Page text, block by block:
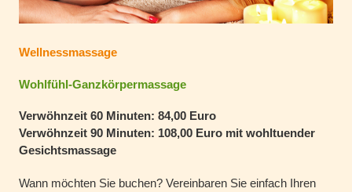
Wellnessmassage
Wohlfühl-Ganzkörpermassage
Verwöhnzeit 60 Minuten: 84,00 Euro
Verwöhnzeit 90 Minuten: 108,00 Euro mit wohltuender
Gesichtsmassage
Wann möchten Sie buchen? Vereinbaren Sie einfach Ihren